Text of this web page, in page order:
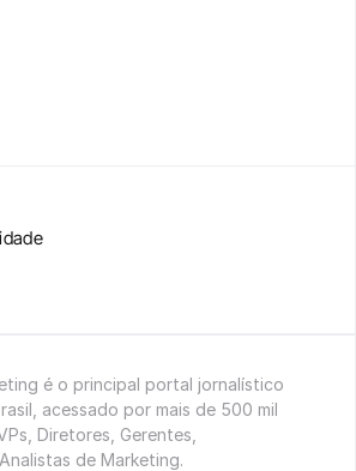
é o principal portal jornalístico
acessado por mais de 500 mil
Diretores, Gerentes,
de Marketing.